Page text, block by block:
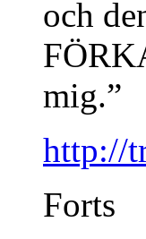
och
mig.”
http://
Forts